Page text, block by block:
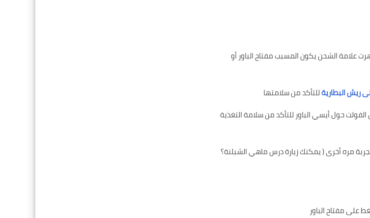
علامة الشحن يكون المسبب مفتاح الباور أو
ريش البطاريةللتأكد من سلامتها
حول أيسي الباور للتأكد من سلامة التغذية
ماهي الشبلنة؟